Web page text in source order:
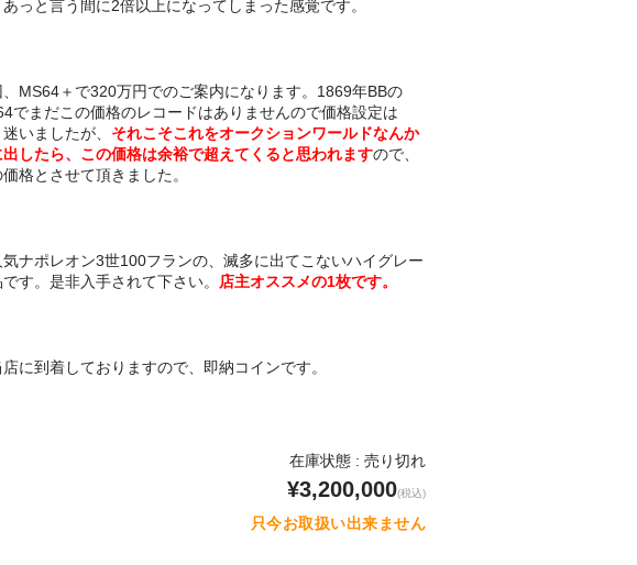
あっと言う間に2倍以上になってしまった感覚です。
、MS64＋で320万円でのご案内になります。1869年BBの
でまだこの価格のレコードはありませんので価格設定は
いましたが、 それこそこれをオークションワールドなんか
出したら、この価格は余裕で超えてくると思われますので、
価格とさせて頂きました。
気ナポレオン3世100フランの、滅多に出てこないハイグレー
です。是非入手されて下さい。
店主オススメの1枚です。
に到着しておりますので、即納コインです。
在庫状態 : 売り切れ
¥3,200,000(税込)
只今お取扱い出来ません